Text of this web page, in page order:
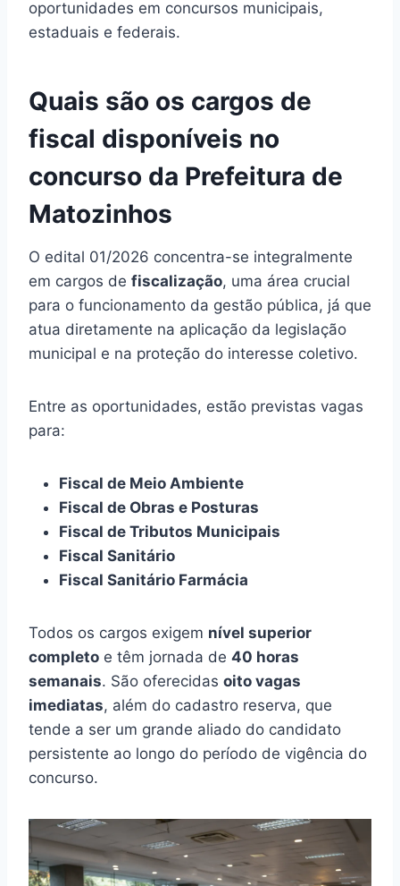
oportunidades em concursos municipais,
estaduais e federais.
Quais são os cargos de
fiscal disponíveis no
concurso da Prefeitura de
Matozinhos
O edital 01/2026 concentra-se integralmente
em cargos de fiscalização, uma área crucial
para o funcionamento da gestão pública, já que
atua diretamente na aplicação da legislação
municipal e na proteção do interesse coletivo.
Entre as oportunidades, estão previstas vagas
para:
Fiscal de Meio Ambiente
Fiscal de Obras e Posturas
Fiscal de Tributos Municipais
Fiscal Sanitário
Fiscal Sanitário Farmácia
Todos os cargos exigem nível superior
completo e têm jornada de 40 horas
semanais. São oferecidas oito vagas
imediatas, além do cadastro reserva, que
tende a ser um grande aliado do candidato
persistente ao longo do período de vigência do
concurso.